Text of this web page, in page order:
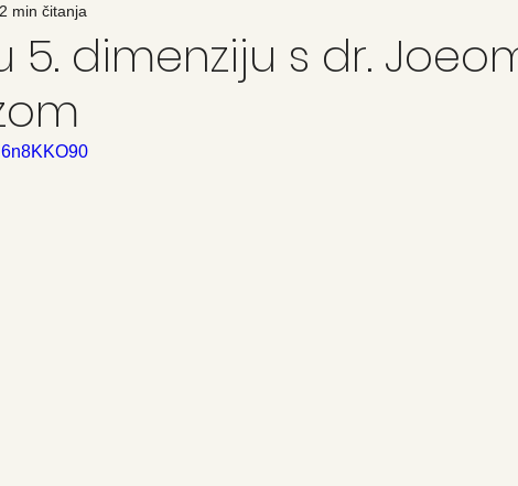
5. dimenziju s dr.
2 min čitanja